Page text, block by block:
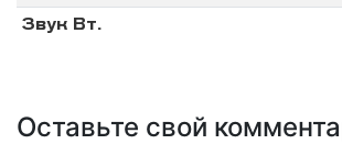
Звук Вт.
Оставьте свой